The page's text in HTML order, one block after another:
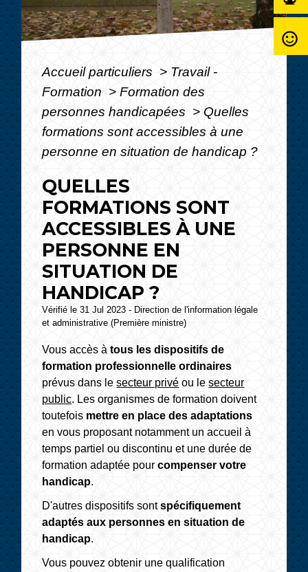
Accueil particuliers > Travail -
Formation > Formation des
personnes handicapées > Quelles
formations sont accessibles à une
personne en situation de handicap ?
QUELLES
FORMATIONS SONT
ACCESSIBLES À UNE
PERSONNE EN
SITUATION DE
HANDICAP ?
Vérifié le 31 Jul 2023 - Direction de l'information légale
et administrative (Première ministre)
Vous accès àtous les dispositifs de
formation professionnelle ordinaires
prévus dans lesecteur privé ou lesecteur
public. Les organismes de formation doivent
toutefois mettre en place des adaptations
en vous proposant notamment un accueil à
temps partiel ou discontinu et une durée de
formation adaptée pourcompenser votre
handicap.
D'autres dispositifs sontspécifiquement
adaptés aux personnes en situation de
handicap.
Vous pouvez obtenir une qualification
sentiment_satisfied_alt